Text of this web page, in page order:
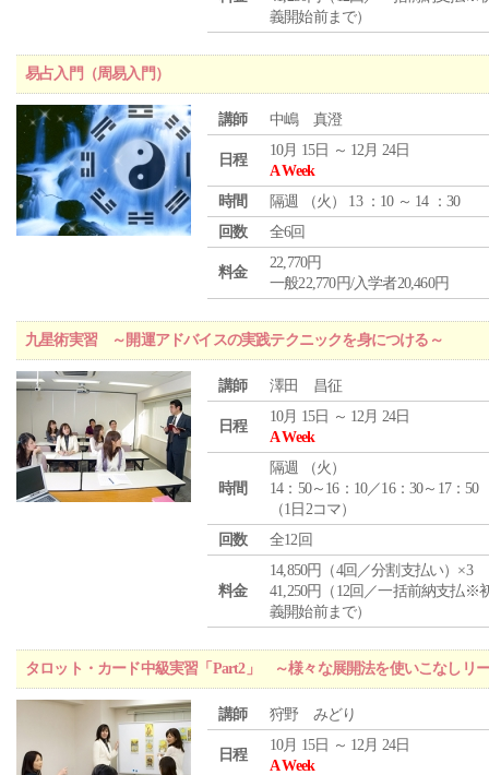
義開始前まで）
易占入門（周易入門）
講師 中嶋 真澄
日程
10月 15日 ～ 12月 24日
A Week
時間
隔週 （火 ） 13 ：10 ～ 14 ：30
回数
全6回
料金
22,770円
一般22,770円/入学者20,460円
九星術実習 ～開運アドバイスの実践テクニックを身につける～
講師 澤田 昌征
日程
10月 15日 ～ 12月 24日
A Week
時間
隔週 （火 ）
14：50～16：10／16：30～17：50
（1日2コマ）
回数
全12回
料金
14,850円（4回／分割支払い）×3
41,250円（12回／一括前納支払※
義開始前まで）
タロット・カード中級実習「Part2」 ～様々な展開法を使いこなしリ
講師 狩野 みどり
日程
10月 15日 ～ 12月 24日
A Week